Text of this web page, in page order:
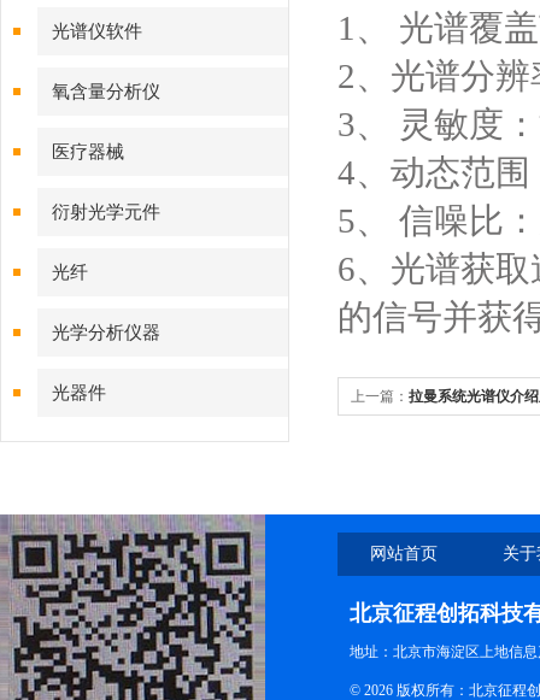
光谱仪软件
氧含量分析仪
医疗器械
衍射光学元件
光纤
光学分析仪器
光器件
1、 光谱覆
2、光谱分辨
3、 灵敏度 ：
4、动态范围
5、 信噪比 ：
6、光谱获取
的信号并获
上一篇： 拉曼系统光谱仪介
网站首页 关
北京征程创拓科技
地址：北京市海淀区上地信
© 2026 版权所有：北京征程